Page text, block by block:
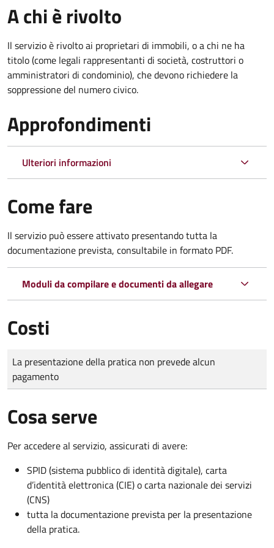
A chi è rivolto
Il servizio è rivolto ai proprietari di immobili, o a chi ne ha
titolo (come legali rappresentanti di società, costruttori o
amministratori di condominio), che devono richiedere la
soppressione del numero civico.
Approfondimenti
Ulteriori informazioni
Come fare
Il servizio può essere attivato presentando tutta la
documentazione prevista, consultabile in formato PDF.
Moduli da compilare e documenti da allegare
Costi
Tipo di pagamento
Importo
La presentazione della pratica non prevede alcun
pagamento
Cosa serve
Per accedere al servizio, assicurati di avere:
SPID (sistema pubblico di identità digitale), carta
d’identità elettronica (CIE) o carta nazionale dei servizi
(CNS)
tutta la documentazione prevista per la presentazione
della pratica.